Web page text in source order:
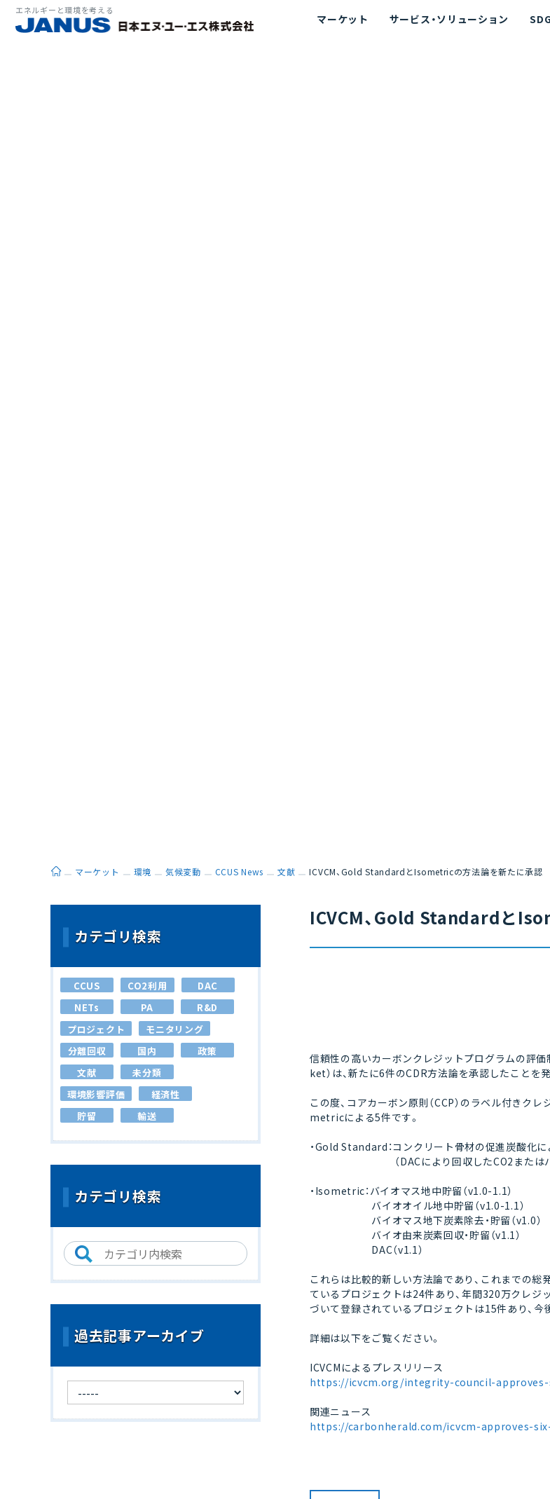
エネルギーと環境を考える
マーケット サービス・ソリューション
ホームマーケット 環境 気候変動 CCUS News 文献 ICVCM、Gold StandardとIsometricの方法論を新たに承認
ICVCM、Gold Standardと
信頼性の高いカーボンクレジットプログラムの
ket）は、新たに6件のCDR方法論を承認したことを
この度、コアカーボン原則（CCP）のラベル付き
metricによる5件です。
・Gold Standard：コンクリート骨材の促進炭酸化
（DACにより回収したCO2またはバイ
・Isometric：バイオマス地中貯留（v1.0-1.1）
バイオオイル地中貯留（v1.0-1.1）
バイオマス地下炭素除去・貯留（v1.0）
バイオ由来炭素回収・貯留（v1.1）
DAC（v1.1）
これらは比較的新しい方法論であり、これまでの
ているプロジェクトは24件あり、年間320万クレ
づいて登録されているプロジェクトは15件あり、
詳細は以下をご覧ください。
ICVCMによるプレスリリース
https://icvcm.org/integrity-council-
関連ニュース
https://carbonherald.com/icvcm-approves-
カテゴリ検索
CCUS CO2利用
DAC
NETs
PA
R&D
プロジェクト
モニタリング
分離回収
国内
政策
文献
未分類
環境影響評価
経済性
貯留
輸送
カテゴリ検索
過去記事アーカイブ